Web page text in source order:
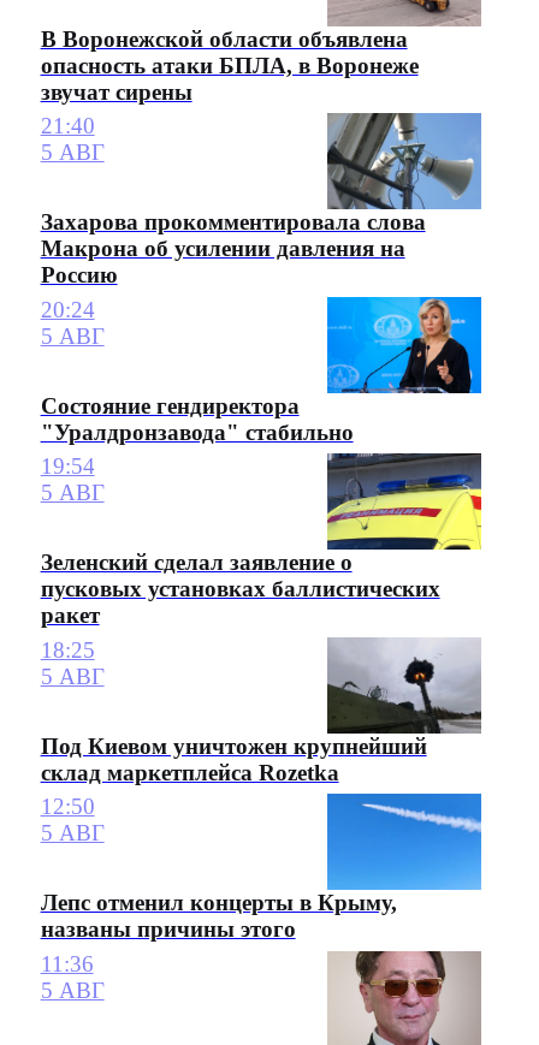
В Воронежской области объявлена
опасность атаки БПЛА, в Воронеже
звучат сирены
21:40
5 АВГ
Захарова прокомментировала слова
Макрона об усилении давления на
Россию
20:24
5 АВГ
Состояние гендиректора
"Уралдронзавода" стабильно
19:54
5 АВГ
Зеленский сделал заявление о
пусковых установках баллистических
ракет
18:25
5 АВГ
Под Киевом уничтожен крупнейший
склад маркетплейса Rozetka
12:50
5 АВГ
Лепс отменил концерты в Крыму,
названы причины этого
11:36
5 АВГ